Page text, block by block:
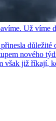
Už víme
důležité
nového
však již říkají,